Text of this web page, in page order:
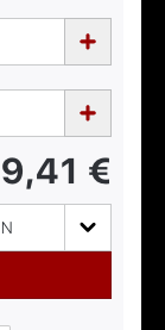
€